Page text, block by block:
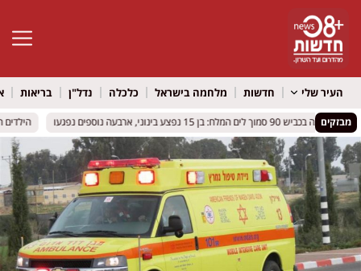
פתח
העיר שלי חדשות מלחמה בישראל כלכלה נדל"ן בריאות
מבזקים
תאונה בכביש 90 סמוך לים המלח: בן 15 נפצע בינוני, ארבעה נוספים נפגעו הילדים תאונה בכביש 90 סמוך לים המלח: בן 15 נפצע בינוני, ארבעה נוספים נפגעו הילדים